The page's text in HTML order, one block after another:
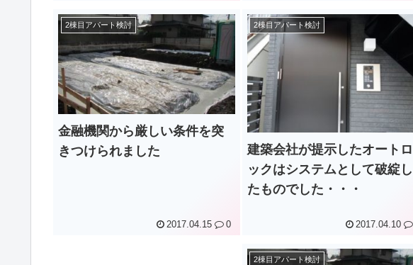
2棟目アパート検討
金融機関から厳しい条件を突
きつけられました
2017.04.15 0
2棟目アパート検討
建築会社が提示したオートロ
ックはシステムとして破綻し
たものでした・・・
2017.04.10
2棟目アパート検討